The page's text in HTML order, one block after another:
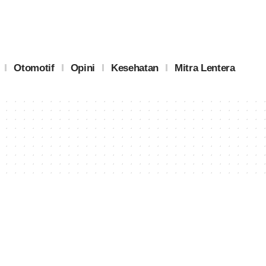
Otomotif Opini Kesehatan Mitra Lentera